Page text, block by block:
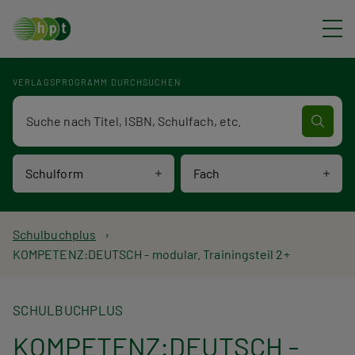
VERLAGSPROGRAMM DURCHSUCHEN
Schulform Fach
Verlagsprogramm Volltextsuche
P
a
d
Schulbuchplus
KOMPETENZ:DEUTSCH - modular. Trainingsteil 2+
SCHULBUCHPLUS
KOMPETENZ:DEUTSCH -